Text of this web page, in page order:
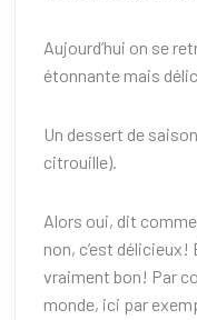
Aujourd’hui on se
étonnante mais
Un dessert de
citrouille).
Alors oui, dit
non, c’est délicieux!
vraiment bon! Par
monde, ici par